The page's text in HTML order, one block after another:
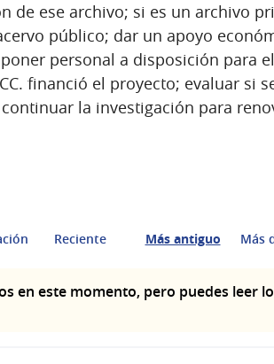
de ese archivo; si es un archivo
público; dar un apoyo
personal a disposición para
financió el proyecto; evaluar si
la investigación para
Reciente Más antiguo Más
en este momento, pero puedes leer